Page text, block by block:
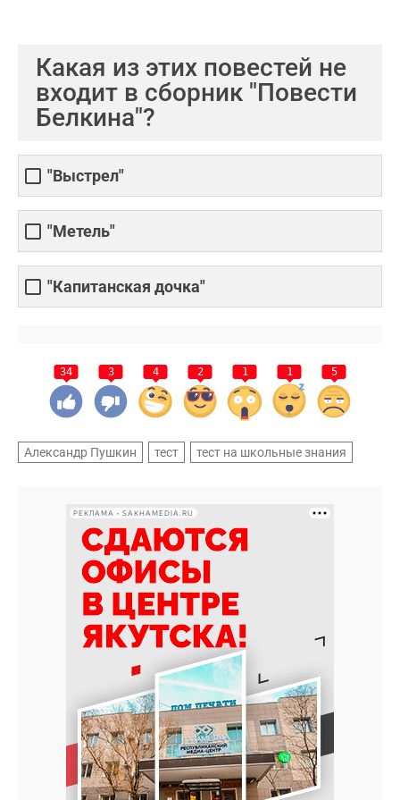
Какая из этих повестей не
входит в сборник "Повести
Белкина"?
"Выстрел"
"Метель"
"Капитанская дочка"
34 3 4 2 1 1 5
Александр Пушкин тест тест на школьные знания
РЕКЛАМА • SAKHAMEDIA.RU